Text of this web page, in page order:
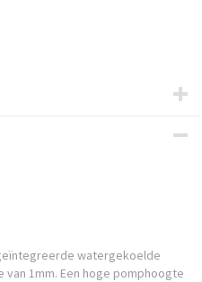
watergekoelde
1mm. Een hoge pomphoogte